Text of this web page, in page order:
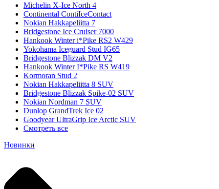
Michelin X-Ice North 4
Continental ContiIceContact
Nokian Hakkapeliitta 7
Bridgestone Ice Cruiser 7000
Hankook Winter i*Pike RS2 W429
Yokohama Iceguard Stud IG65
Bridgestone Blizzak DM V2
Hankook Winter I*Pike RS W419
Kormoran Stud 2
Nokian Hakkapeliitta 8 SUV
Bridgestone Blizzak Spike-02 SUV
Nokian Nordman 7 SUV
Dunlop GrandTrek Ice 02
Goodyear UltraGrip Ice Arctic SUV
Смотреть все
Новинки